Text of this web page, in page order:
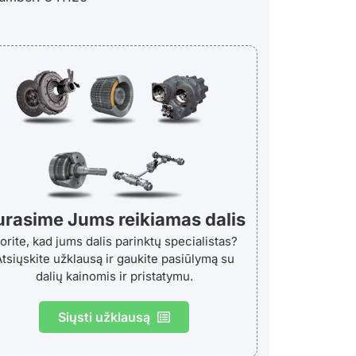
Jums reikiamas dalis
kad jums dalis parinktų specialistas?
užklausą ir gaukite pasiūlymą su
dalių kainomis ir pristatymu.
Siųsti užklausą